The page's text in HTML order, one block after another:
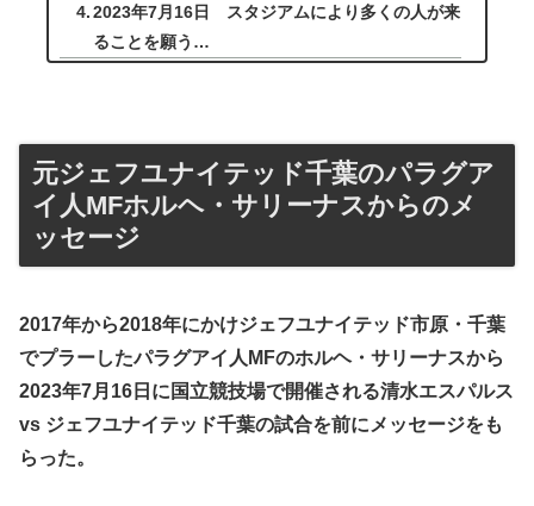
2023年7月16日 スタジアムにより多くの人が来
ることを願う…
元ジェフユナイテッド千葉のパラグア
イ人MFホルヘ・サリーナスからのメ
ッセージ
2017年から2018年にかけジェフユナイテッド市原・千葉
でプラーしたパラグアイ人MFのホルヘ・サリーナスから
2023年7月16日に国立競技場で開催される清水エスパルス
vs ジェフユナイテッド千葉の試合を前にメッセージをも
らった。